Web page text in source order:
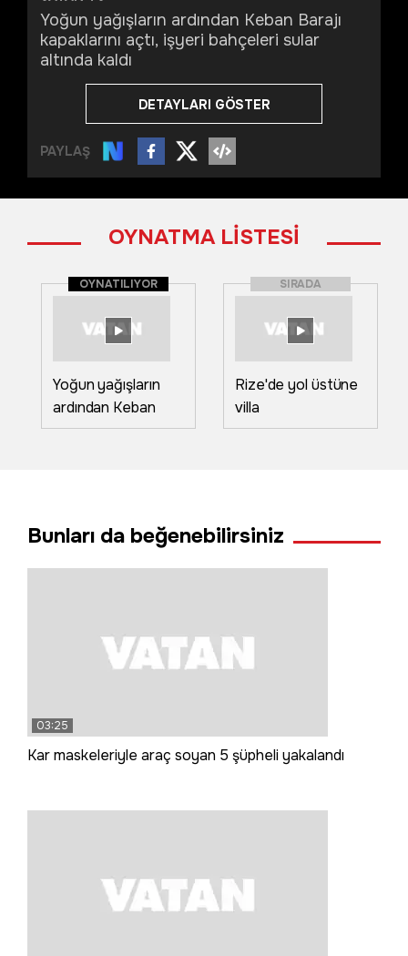
Yoğun yağışların ardından Keban Barajı
kapaklarını açtı, işyeri bahçeleri sular
altında kaldı
DETAYLARI GÖSTER
PAYLAŞ
OYNATMA LİSTESİ
OYNATILIYOR
Yoğun yağışların
ardından Keban
Barajı kapaklarını
SIRADA
Rize'de yol üstüne
villa
Bunları da beğenebilirsiniz
03:25
Kar maskeleriyle araç soyan 5 şüpheli yakalandı